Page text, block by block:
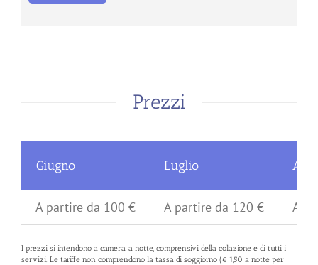
Prezzi
Giugno Luglio
A partire da 100 € A partire da 120 € A
I prezzi si intendono a camera, a notte, comprensivi della colazione e di tutti i
servizi. Le tariffe non comprendono la tassa di soggiorno (€ 1,50 a notte per